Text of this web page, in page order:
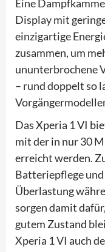
Eine
Display mit
einzigartige
zusammen, um
ununterbrochene
– rund doppelt so
Das Xperia 1 VI
mit der in nur 30
erreicht werden.
Batteriepflege
Überlastung
sorgen damit
gutem Zustand
Xperia 1 VI auch